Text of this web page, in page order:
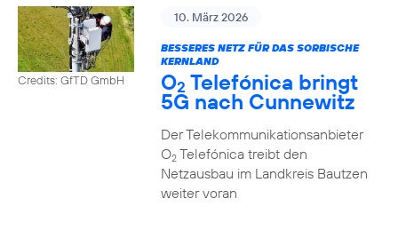
Credits: GfTD GmbH
10. März 2026
BESSERES NETZ FÜR DAS SORBISCHE
KERNLAND
O2 Telefónica bringt
5G nach Cunnewitz
Der Telekommunikationsanbieter
O2Telefónica treibt den
Netzausbau im Landkreis Bautzen
weiter voran